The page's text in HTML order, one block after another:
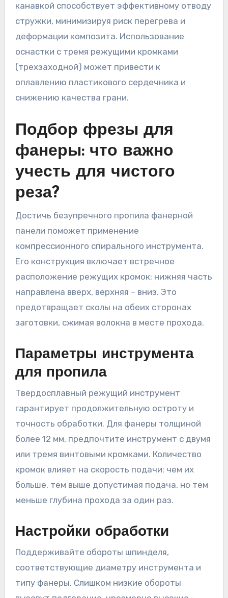
канавкой способствует эффективному отводу
стружки, минимизируя риск перегрева и
деформации композита. Использование
оснастки с тремя режущими кромками
(трехзаходной) может привести к
оплавлению пластикового сердечника и
снижению качества грани.
Подбор фрезы для
фанеры: что важно
учесть для чистого
реза?
Достичь безупречного пропила фанерной
панели поможет применение
компрессионного спирального инструмента.
Его конструкция включает встречное
расположение режущих кромок: нижняя часть
направлена вверх, верхняя – вниз. Это
предотвращает сколы на обеих сторонах
заготовки, сжимая волокна в месте прохода.
Параметры инструмента
для пропила
Твердосплавный режущий инструмент
гарантирует продолжительную остроту и
точность обработки. Для фанеры толщиной
более 12 мм, предпочтите инструмент с двумя
или тремя винтовыми кромками. Количество
кромок влияет на скорость подачи: чем их
больше, тем выше допустимая подача, но тем
меньше глубина прохода за один раз.
Настройки обработки
Поддерживайте обороты шпинделя,
соответствующие диаметру инструмента и
типу фанеры. Слишком низкие обороты